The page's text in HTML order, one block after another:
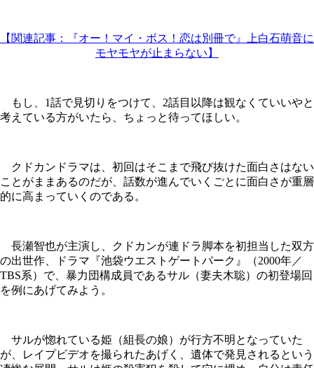
【関連記事：『オー！マイ・ボス！恋は別冊で』上白石萌音に
モヤモヤが止まらない】
もし、1話で見切りをつけて、2話目以降は観なくていいやと
考えている方がいたら、ちょっと待ってほしい。
クドカンドラマは、初回はそこまで飛び抜けた面白さはない
ことがままあるのだが、話数が進んでいくごとに面白さが重層
的に高まっていくのである。
長瀬智也が主演し、クドカンが連ドラ脚本を初担当した双方
の出世作、ドラマ『池袋ウエストゲートパーク』（2000年／
TBS系）で、暴力団構成員であるサル（妻夫木聡）の初登場回
を例にあげてみよう。
サルが惚れている姫（組長の娘）が行方不明となっていた
が、レイプビデオを撮られたあげく、遺体で発見されるという